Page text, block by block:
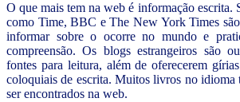
O que mais tem na web é informação escrita.
como Time, BBC e The New York Times
informar sobre o ocorre no mundo e
compreensão. Os blogs estrangeiros são
fontes para leitura, além de oferecerem
coloquiais de escrita. Muitos livros no idioma
ser encontrados na web.